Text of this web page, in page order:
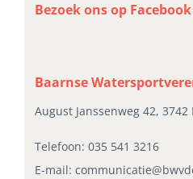
Bezoek ons op Facebook
Baarnse
August Janssenweg 42, 3742
Telefoon:035 541 3216
E-mail: